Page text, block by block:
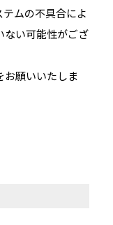
ムの不具合によ
ない可能性がござ
お願いいたしま